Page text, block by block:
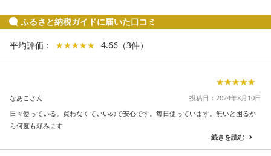
ふるさと納税ガイドに届いた口コミ
平均評価： ★★★★★
★★★★★ 4.66 （3件）
★★★★★
★★★★★
なあこさん
投稿日：2024年8月10日
日々使っている。買わなくていいので安心です。毎日使っています。無いと困るか
ら何度も頼みます
続きを読む